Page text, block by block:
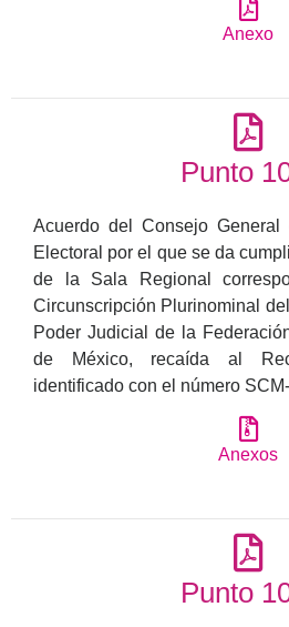
Anexo
Punto
Acuerdo del Consejo General
Electoral por el que se da
de la Sala Regional
Circunscripción Plurinominal
Poder Judicial de la
de México, recaída al
identificado con el número
Anexos
Punto